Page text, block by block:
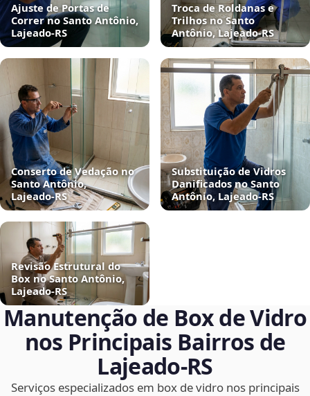
Ajuste de Portas de
Correr no Santo Antônio,
Lajeado‑RS
Troca de Roldanas e
Trilhos no Santo
Antônio, Lajeado‑RS
Conserto de Vedação no
Santo Antônio,
Lajeado‑RS
Substituição de Vidros
Danificados no Santo
Antônio, Lajeado‑RS
Revisão Estrutural do
Box no Santo Antônio,
Lajeado‑RS
Manutenção de Box de Vidro
nos Principais Bairros de
Lajeado‑RS
Serviços especializados em box de vidro nos principais